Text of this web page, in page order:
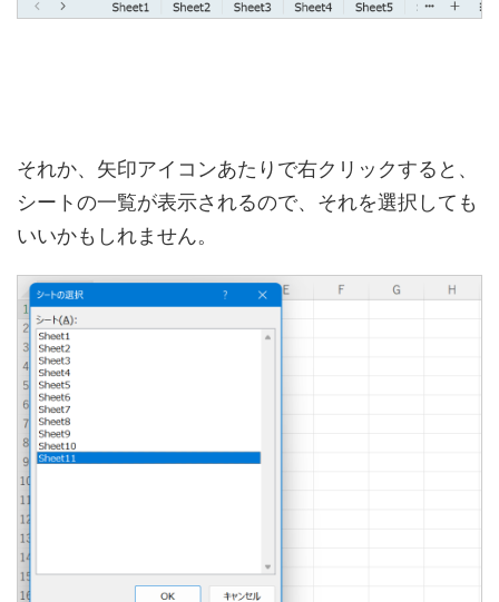
それか、矢印アイコンあたりで右クリックすると、
シートの一覧が表示されるので、それを選択しても
いいかもしれません。